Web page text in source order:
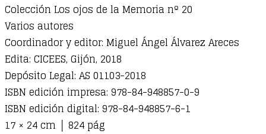
Colección Los ojos de la Memoria nº 20
Varios autores
Coordinador y editor: Miguel Ángel Álvarez Areces
Edita: CICEES, Gijón, 2018
Depósito Legal: AS 01103-2018
ISBN edición impresa: 978-84-948857-0-9
ISBN edición digital: 978-84-948857-6-1
17 × 24 cm │ 824 pág